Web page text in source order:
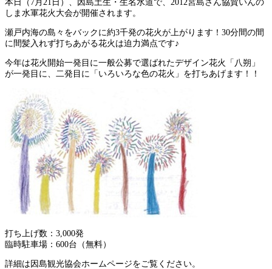
本日（7月21日）、因島土生・生名水道で、2012宮島さん協賛いんの
しま水軍花火大会が開催されます。
瀬戸内海の島々をバックに約3千発の花火が上がります！30分間の間
に間髪入れず打ちあがる花火は迫力満点です♪
今年は花火開始一発目に一般公募で選ばれたデザイン花火「八朔」
が一発目に、二発目に「いろいろな色の花火」を打ちあげます！！
打ち上げ数：3,000発
臨時駐車場：600台（無料）
詳細は因島観光協会ホームページをご覧ください。